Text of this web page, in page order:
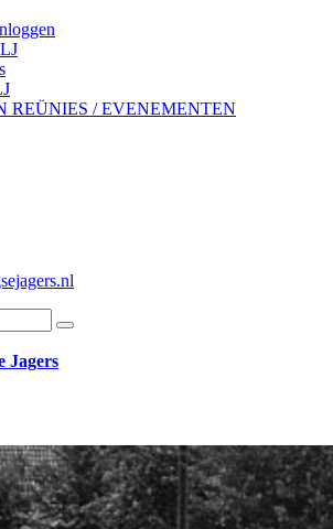
REÜNIES / EVENEMENTEN
Jagers